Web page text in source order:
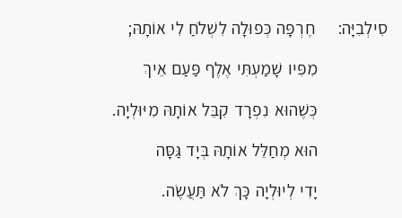
סִילְבִיָּה: חֶרְפָּה כְּפוּלָה לִשְׁלֹחַ לִי אוֹתָהּ;
מִפִּיו שָׁמַעְתִּי אֶלֶף פַּעַם אֵיךְ
כְּשֶׁהוּא נִפְרָד קִבֵּל אוֹתָהּ מִיּוּלְיָה.
הוּא מְחַלֵּל אוֹתָהּ בְּיָד גַּסָּה
יָדִי לְיוּלְיָה כָּךְ לֹא תַּעֲשֶׂה.